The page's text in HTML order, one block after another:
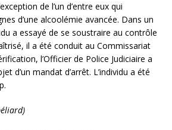
de l’un d’entre eux qui
d’une alcoolémie avancée. Dans un
a essayé de se soustraire au contrôle
il a été conduit au Commissariat
l’Officier de Police Judiciaire a
d’un mandat d’arrêt. L’individu a été